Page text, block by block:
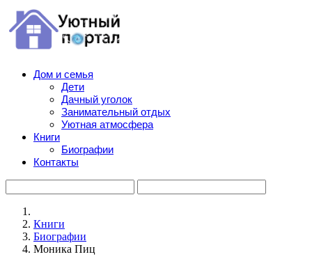
Дом и семья
Дети
Дачный уголок
Занимательный отдых
Уютная атмосфера
Книги
Биографии
Контакты
Книги
Биографии
Моника Пиц